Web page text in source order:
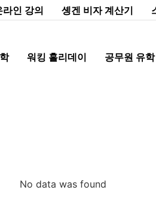
인 강의 솅겐 비자 계산기
워킹 홀리데이 공무원 유학
No data was found